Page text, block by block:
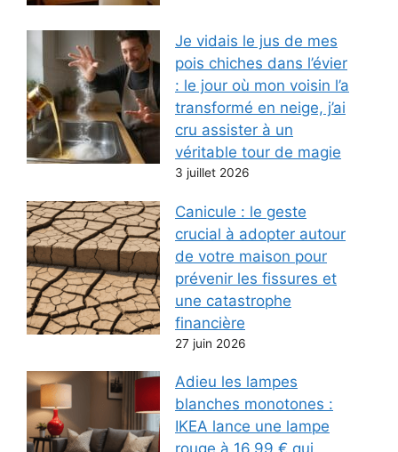
Je vidais le jus de mes
pois chiches dans l’évier
: le jour où mon voisin l’a
transformé en neige, j’ai
cru assister à un
véritable tour de magie
3 juillet 2026
Canicule : le geste
crucial à adopter autour
de votre maison pour
prévenir les fissures et
une catastrophe
financière
27 juin 2026
Adieu les lampes
blanches monotones :
IKEA lance une lampe
rouge à 16,99 € qui